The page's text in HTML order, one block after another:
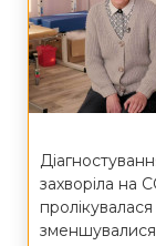
захворіла на
зменшувалися